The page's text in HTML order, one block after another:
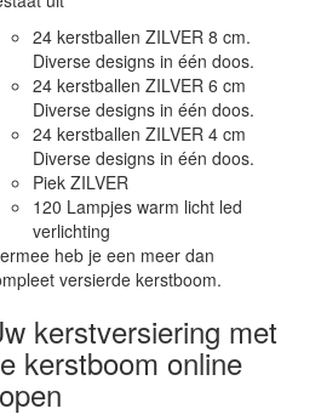
24 kerstballen ZILVER 8 cm.
Diverse designs in één doos.
24 kerstballen ZILVER 6 cm
Diverse designs in één doos.
24 kerstballen ZILVER 4 cm
Diverse designs in één doos.
Piek ZILVER
120 Lampjes warm licht led
verlichting
heb je een meer dan
versierde kerstboom.
kerstversiering met
kerstboom online